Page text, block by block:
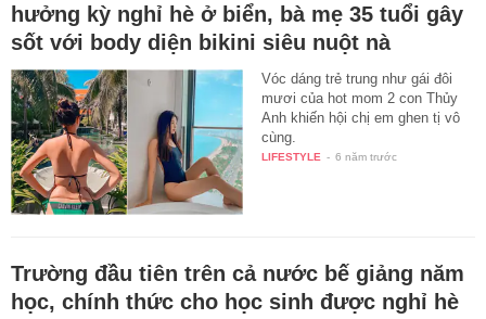
hưởng kỳ nghỉ hè ở biển, bà mẹ 35 tuổi gây
sốt với body diện bikini siêu nuột nà
Vóc dáng trẻ trung như gái đôi
mươi của hot mom 2 con Thủy
Anh khiến hội chị em ghen tị vô
cùng.
LIFESTYLE - 6 năm trước
Trường đầu tiên trên cả nước bế giảng năm
học, chính thức cho học sinh được nghỉ hè